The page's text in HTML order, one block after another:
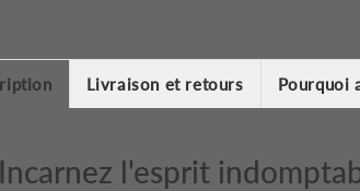
Livraison et retours Pourquoi
Incarnez l'esprit